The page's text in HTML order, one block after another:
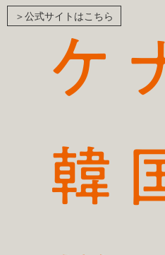
＞公式サイトはこちら